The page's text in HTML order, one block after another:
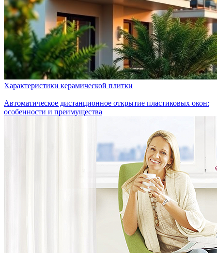
Характеристики керамической плитки
Автоматическое дистанционное открытие пластиковых окон:
особенности и преимущества